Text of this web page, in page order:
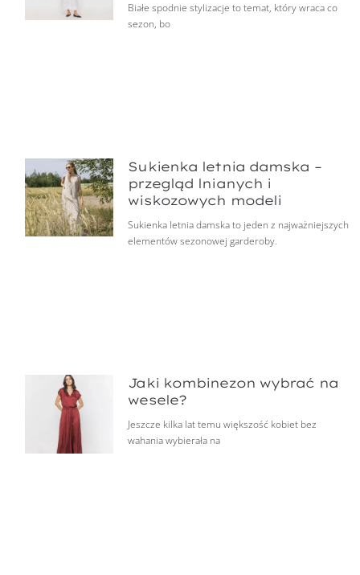
Białe spodnie stylizacje to temat, który wraca co
sezon, bo
Sukienka letnia damska –
przegląd lnianych i
wiskozowych modeli
Sukienka letnia damska to jeden z najważniejszych
elementów sezonowej garderoby.
Jaki kombinezon wybrać na
wesele?
Jeszcze kilka lat temu większość kobiet bez
wahania wybierała na